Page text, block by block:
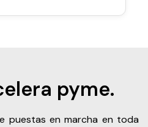
pyme.
puestas en marcha en toda